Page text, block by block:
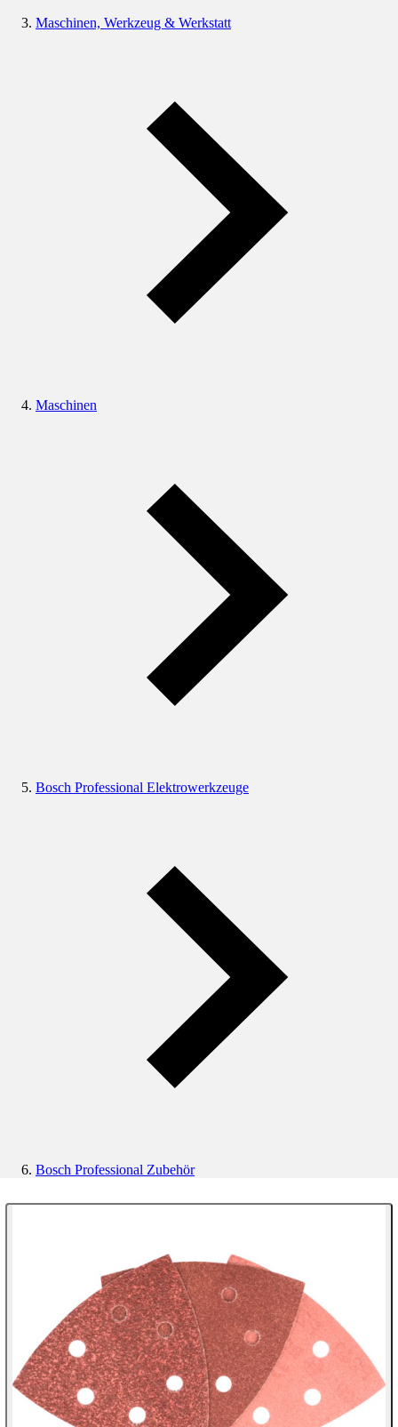
Maschinen, Werkzeug & Werkstatt
Maschinen
Bosch Professional Elektrowerkzeuge
Bosch Professional Zubehör